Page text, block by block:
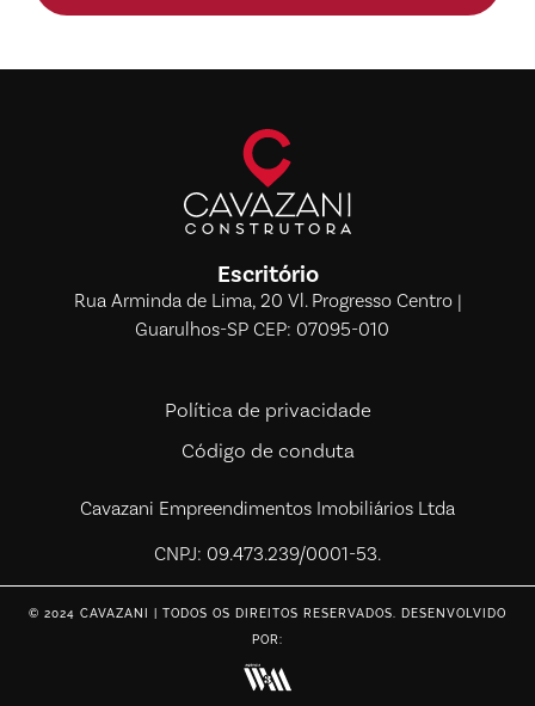
Escritório
Rua Arminda de Lima, 20 Vl. Progresso Centro |
Guarulhos-SP CEP: 07095-010
Política de privacidade
Código de conduta
Cavazani Empreendimentos Imobiliários Ltda
CNPJ: 09.473.239/0001-53.
© 2024 CAVAZANI | TODOS OS DIREITOS RESERVADOS. DESENVOLVIDO
POR: